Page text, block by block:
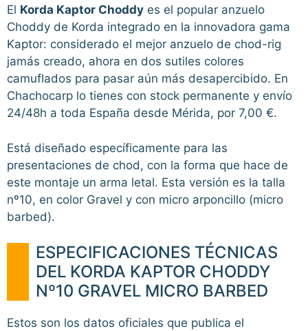
El Korda Kaptor Choddy es el popular anzuelo
Choddy de Korda integrado en la innovadora gama
Kaptor: considerado el mejor anzuelo de chod-rig
jamás creado, ahora en dos sutiles colores
camuflados para pasar aún más desapercibido. En
Chachocarp lo tienes con stock permanente y envío
24/48h a toda España desde Mérida, por 7,00 €.
Está diseñado específicamente para las
presentaciones de chod, con la forma que hace de
este montaje un arma letal. Esta versión es la talla
nº10, en color Gravel y con micro arponcillo (micro
barbed).
ESPECIFICACIONES TÉCNICAS
DEL KORDA KAPTOR CHODDY
Nº10 GRAVEL MICRO BARBED
Estos son los datos oficiales que publica el